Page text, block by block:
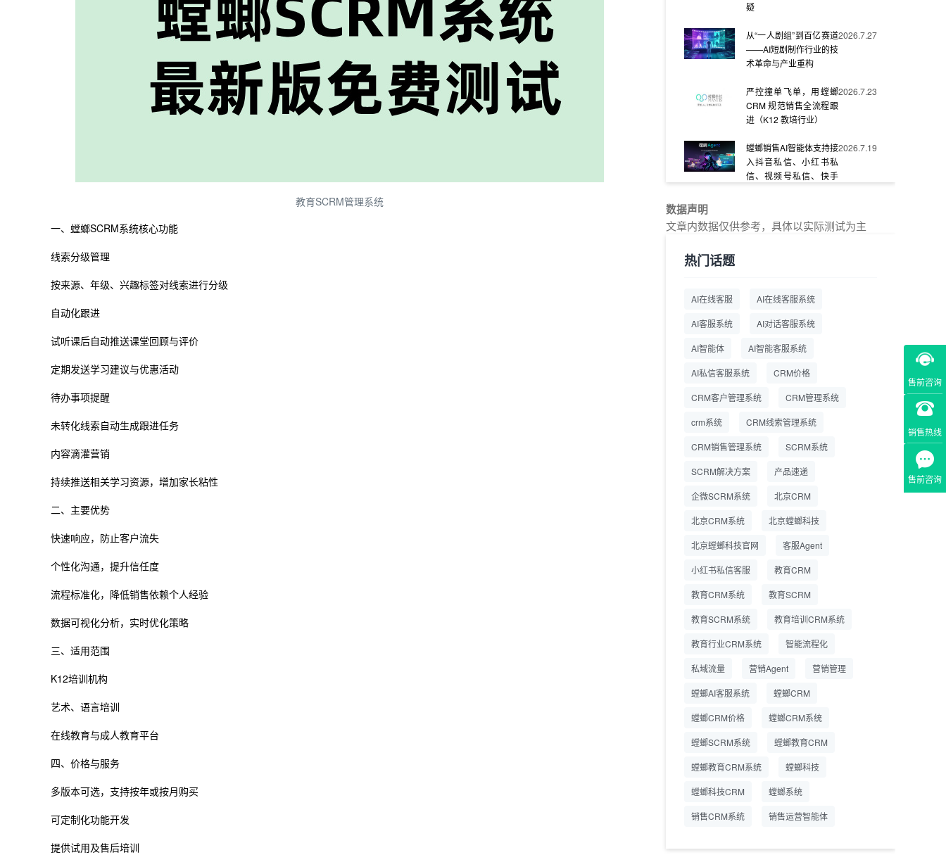
售前咨询
销售热线
售前咨询
教育SCRM管理系统
一、螳螂SCRM系统核心功能
线索分级管理
按来源、年级、兴趣标签对线索进行分级
自动化跟进
试听课后自动推送课堂回顾与评价
定期发送学习建议与优惠活动
待办事项提醒
未转化线索自动生成跟进任务
内容滴灌营销
持续推送相关学习资源，增加家长粘性
二、主要优势
快速响应，防止客户流失
个性化沟通，提升信任度
流程标准化，降低销售依赖个人经验
数据可视化分析，实时优化策略
三、适用范围
K12培训机构
艺术、语言培训
在线教育与成人教育平台
四、价格与服务
多版本可选，支持按年或按月购买
可定制化功能开发
提供试用及售后培训
疑
从“一人剧组”到百亿赛道
——AI短剧制作行业的技
术革命与产业重构
2026.7.27
严控撞单飞单，用螳螂
CRM 规范销售全流程跟
进（K12 教培行业）
2026.7.23
螳螂销售AI智能体支持接
入抖音私信、小红书私
信、视频号私信、快手
2026.7.19
螳螂系统专为K12/职业
交：螳螂科技销售AI智能
一站式SCRM系统企微
全流程
商用SCRM系统企微工
营成本
2026.7.14
企业微信 私域用户精细
螳螂教育CRM助力教培
机构精细化运营
数据声明
文章内数据仅供参考，具体以实际测试为主
热门话题
AI在线客服 AI在线客服系统
AI客服系统 AI对话客服系统
AI智能体 AI智能客服系统
AI私信客服系统 CRM价格
CRM客户管理系统 CRM管理系统
crm系统 CRM线索管理系统
CRM销售管理系统 SCRM系统
SCRM解决方案 产品速递
企微SCRM系统 北京CRM
北京CRM系统 北京螳螂科技
北京螳螂科技官网 客服Agent
小红书私信客服 教育CRM
教育CRM系统 教育SCRM
教育SCRM系统 教育培训CRM系统
教育行业CRM系统 智能流程化
私域流量 营销Agent 营销管理
螳螂AI客服系统 螳螂CRM
螳螂CRM价格 螳螂CRM系统
螳螂SCRM系统 螳螂教育CRM
螳螂教育CRM系统 螳螂科技
螳螂科技CRM 螳螂系统
销售CRM系统 销售运营智能体